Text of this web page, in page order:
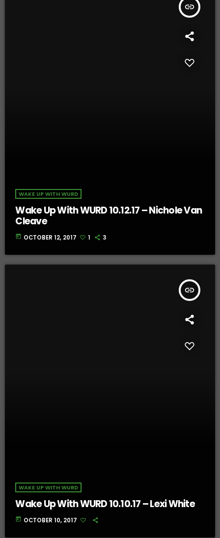
insert_link
WAKE UP WITH WURD
Wake Up With WURD 10.12.17 – Nichole Van
Cleave
today OCTOBER 12, 2017 1 3
insert_link
WAKE UP WITH WURD
Wake Up With WURD 10.10.17 – Lexi White
today OCTOBER 10, 2017